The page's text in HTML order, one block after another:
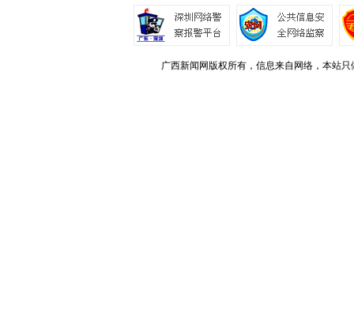
广西新闻网版权所有，信息来自网络，本站